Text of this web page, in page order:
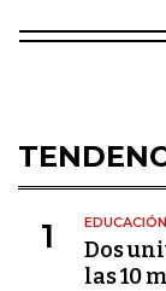
1 EDUCACIÓN
Dos
las 10